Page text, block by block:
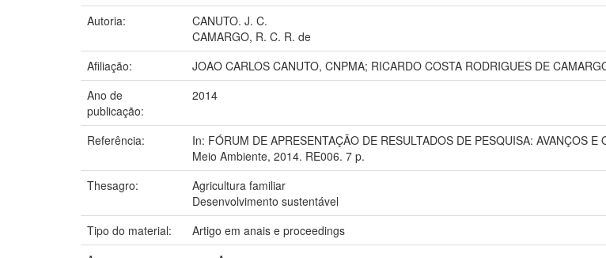
Autoria:
CANUTO. J. C.
CAMARGO, R. C. R. de
Afiliação:
JOAO CARLOS CANUTO, CNPMA; RICARDO COSTA RODRIGUES DE
Ano de
publicação:
2014
Referência:
In: FÓRUM DE APRESENTAÇÃO DE RESULTADOS DE PESQUISA: AVANÇOS
Meio Ambiente, 2014. RE006. 7 p.
Thesagro:
Agricultura familiar
Desenvolvimento sustentável
Tipo do material:
Artigo em anais e proceedings